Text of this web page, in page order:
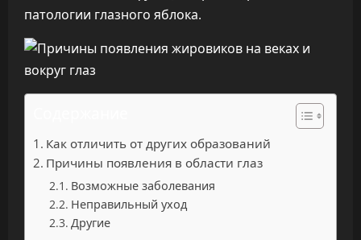
патологии глазного яблока.
Как отличить от других образований
Причины появления в области глаз
Возможные заболевания
Неправильный уход
Другие